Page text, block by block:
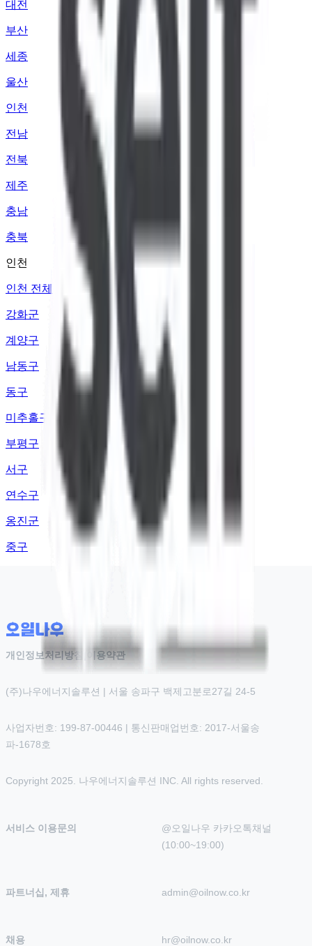
대전
부산
세종
울산
인천
전남
전북
제주
충남
충북
인천
인천 전체
강화군
계양구
남동구
동구
미추홀구
부평구
서구
연수구
옹진군
중구
개인정보처리방침 이용약관
(주)나우에너지솔루션 | 서울 송파구 백제고분로27길 24-5
사업자번호: 199-87-00446 | 통신판매업번호: 2017-서울송
파-1678호
Copyright 2025. 나우에너지솔루션 INC. All rights reserved.
서비스 이용문의
@오일나우 카카오톡채널
(10:00~19:00)
파트너십, 제휴 admin@oilnow.co.kr
채용 hr@oilnow.co.kr